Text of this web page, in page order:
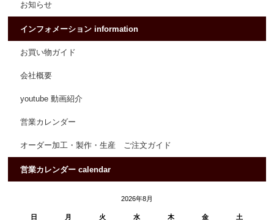
お知らせ
インフォメーション information
お買い物ガイド
会社概要
youtube 動画紹介
営業カレンダー
オーダー加工・製作・生産 ご注文ガイド
営業カレンダー calendar
2026年8月
日 月 火 水 木 金 土